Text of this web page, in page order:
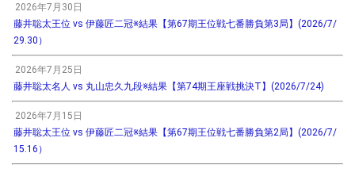
2026年7月30日
藤井聡太王位 vs 伊藤匠二冠※結果【第67期王位戦七番勝負第3局】(2026/7/
29.30）
2026年7月25日
藤井聡太名人 vs 丸山忠久九段※結果【第74期王座戦挑決T】(2026/7/24)
2026年7月15日
藤井聡太王位 vs 伊藤匠二冠※結果【第67期王位戦七番勝負第2局】(2026/7/
15.16）